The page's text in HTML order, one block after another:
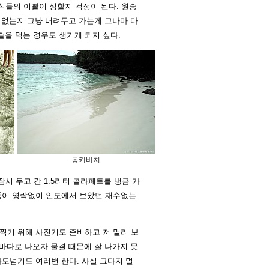
들의 이빨이 성할지 걱정이 된다. 원숭
는지 그냥 버려두고 가는게 그나마 다
을 먹는 경우도 생기게 되지 싶다.
몽키비치
시 두고 간 1.5리터 콜라페트를 냉큼 가
영락없이 인도에서 보았던 재수없는
기 위해 사진기도 준비하고 저 멀리 보
다로 나오자 물결 때문에 잘 나가지 못
넘기도 여러번 한다. 사실 그다지 멀